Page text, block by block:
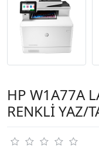
HP W1A77A
RENKLİ YAZ/